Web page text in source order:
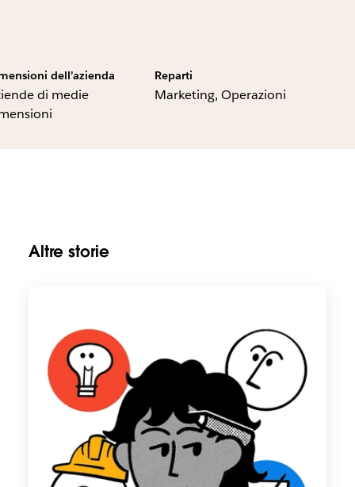
dell’azienda
di medie
Reparti
Marketing, Operazioni
Altre storie